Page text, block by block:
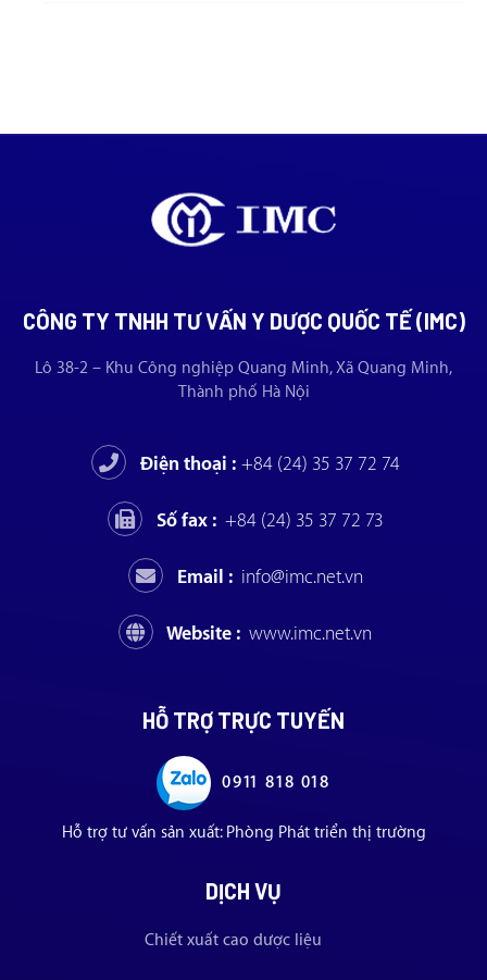
CÔNG TY TNHH TƯ VẤN Y DƯỢC QUỐC TẾ (IMC)
Lô 38-2 – Khu Công nghiệp Quang Minh, Xã Quang Minh,
Thành phố Hà Nội
Điện thoại : +84 (24) 35 37 72 74
Số fax : +84 (24) 35 37 72 73
Email : info@imc.net.vn
Website : www.imc.net.vn
HỖ TRỢ TRỰC TUYẾN
0911 818 018
Hỗ trợ tư vấn sản xuất: Phòng Phát triển thị trường
DỊCH VỤ
Chiết xuất cao dược liệu